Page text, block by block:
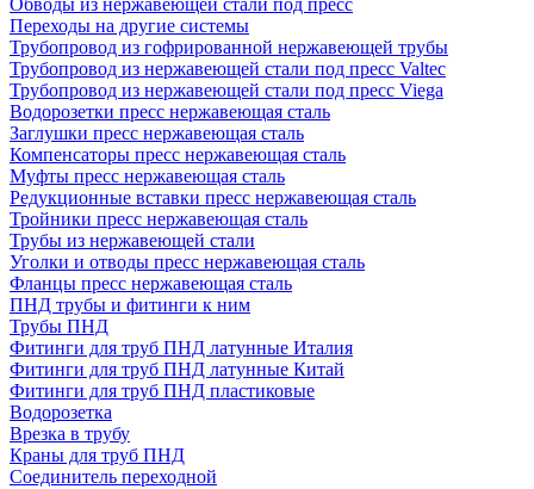
Переходы на другие системы
Трубопровод из гофрированной нержавеющей трубы
Трубопровод из нержавеющей стали под пресс Valtec
Трубопровод из нержавеющей стали под пресс Viega
Водорозетки пресс нержавеющая сталь
Заглушки пресс нержавеющая сталь
Компенсаторы пресс нержавеющая сталь
Муфты пресс нержавеющая сталь
Редукционные вставки пресс нержавеющая сталь
Тройники пресс нержавеющая сталь
Трубы из нержавеющей стали
Уголки и отводы пресс нержавеющая сталь
Фланцы пресс нержавеющая сталь
ПНД трубы и фитинги к ним
Трубы ПНД
Фитинги для труб ПНД латунные Италия
Фитинги для труб ПНД латунные Китай
Фитинги для труб ПНД пластиковые
Водорозетка
Врезка в трубу
Краны для труб ПНД
Соединитель переходной